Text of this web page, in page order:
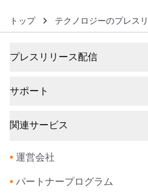
トップ テクノロジーのプレス
プレスリリース配信
サポート
関連サービス
• 運営会社
• パートナープログラム